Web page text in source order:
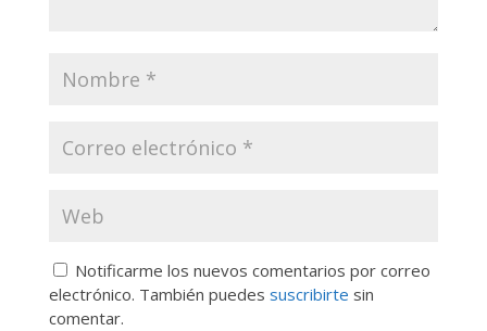
Notificarme los nuevos comentarios por correo
electrónico. También puedes suscribirte sin
comentar.